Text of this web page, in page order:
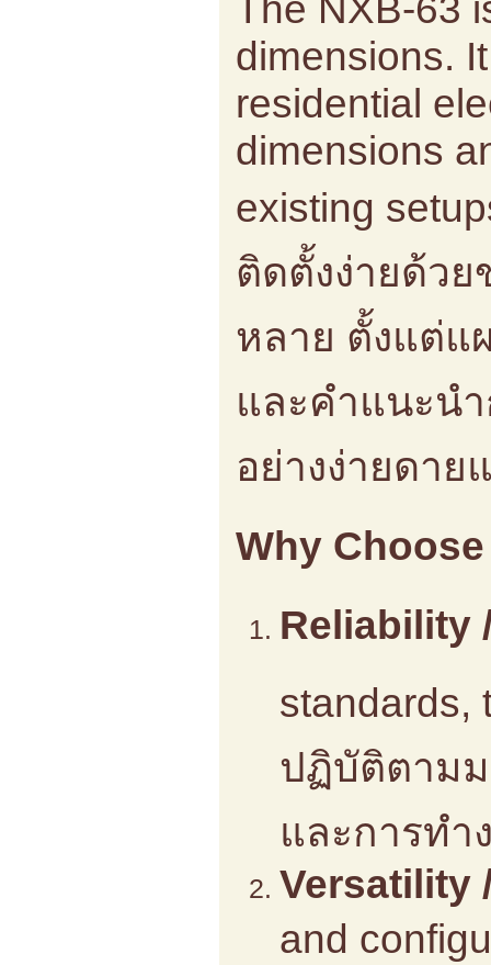
dimensions.
residential
dimensions
existing
ติดตั้งง่ายด้ว
หลาย ตั้งแต่แ
และคำแนะน
อย่างง่ายดา
Why Choose
Reliability
standards,
ปฏิบัติตามม
และการทำ
Versatility
and